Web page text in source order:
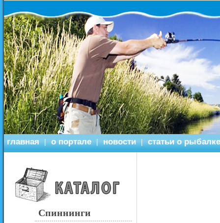
главная | о портале | новости | статьи о рыбалке
Спиннинги